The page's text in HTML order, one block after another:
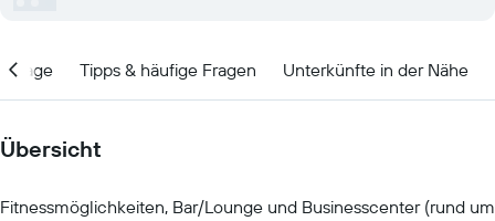
Lage Tipps & häufige Fragen Unterkünfte in der Nähe
Übersicht
Fitnessmöglichkeiten, Bar/Lounge und Businesscenter (rund um